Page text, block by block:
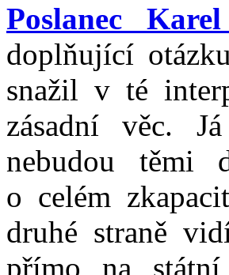
Poslanec
doplňující
snažil v té
zásadní věc.
nebudou těmi
o celém
druhé straně
přímo na státní